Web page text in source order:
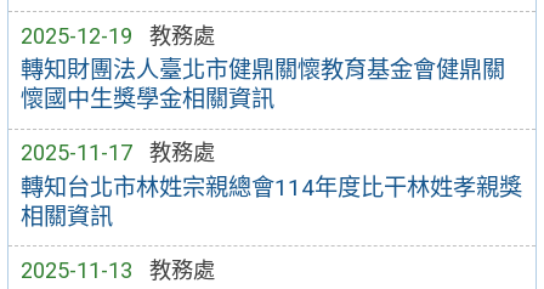
2025-12-19 教務處
轉知財團法人臺北市健鼎關懷教育基金會健鼎關
懷國中生獎學金相關資訊
2025-11-17 教務處
轉知台北市林姓宗親總會114年度比干林姓孝親獎
相關資訊
2025-11-13 教務處